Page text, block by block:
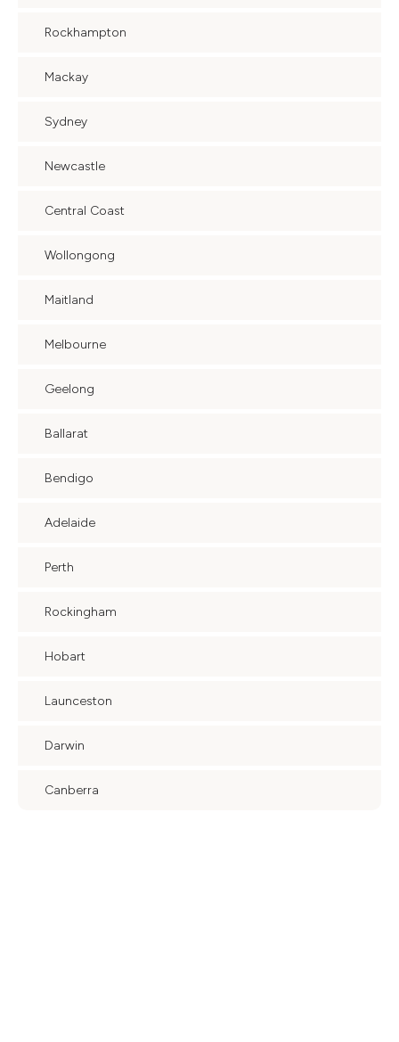
Rockhampton
Mackay
Sydney
Newcastle
Central Coast
Wollongong
Maitland
Melbourne
Geelong
Ballarat
Bendigo
Adelaide
Perth
Rockingham
Hobart
Launceston
Darwin
Canberra